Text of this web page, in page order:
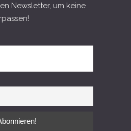
Newsletter, um keine